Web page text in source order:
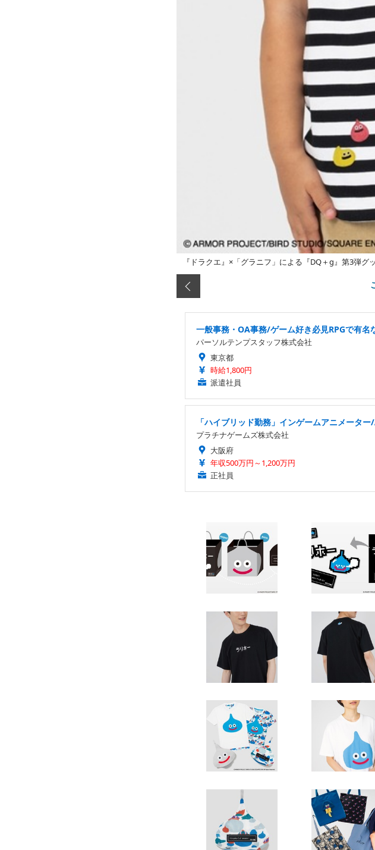
『ドラクエ』×「グラニフ」による『DQ＋g』第3弾
一般事務・OA事務/ゲーム好き必見RPGで有名
パーソルテンプスタッフ株式会社
東京都
時給1,800円
派遣社員
「ハイブリッド勤務」インゲームアニメータ
プラチナゲームズ株式会社
大阪府
年収500万円～1,200万円
正社員